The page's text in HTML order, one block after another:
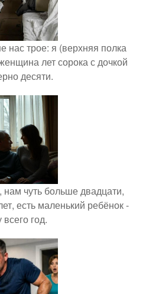
нас трое: я (верхняя полка
лет сорока с дочкой
десяти.
чуть больше двадцати,
есть маленький ребёнок -
год.